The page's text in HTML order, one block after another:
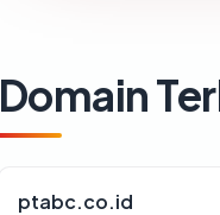
Domain
ptabc.co.id